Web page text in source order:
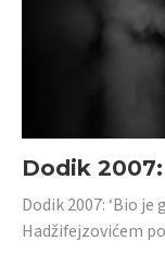
Dodik
Dodik 2007: ‘Bio
Hadžifejzovićem